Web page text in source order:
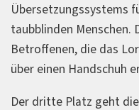
Übersetzungssystems
taubblinden Menschen.
Betroffenen, die das
über einen Handschuh
Der dritte Platz geht